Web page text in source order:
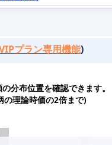
プラン専用機能)
分布位置を確認できます。
の理論時価の2倍まで)